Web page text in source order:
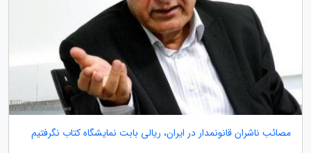
مصائب ناشران قانونمدار در ایران، ریالی بابت نمایشگاه کتاب نگرفتیم